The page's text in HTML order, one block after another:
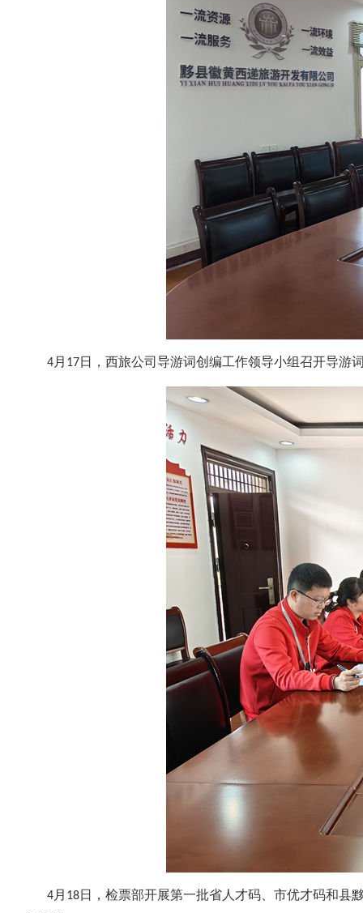
4月17日，西旅公司导游词创编工作领导小组召开导游
4月18日，检票部开展第一批省人才码、市优才码和县